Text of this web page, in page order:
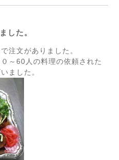
した。
注文がありました。
～60人の料理の依頼された
ました。